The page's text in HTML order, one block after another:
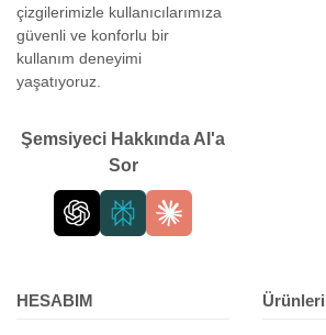
çizgilerimizle kullanıcılarımıza
güvenli ve konforlu bir
kullanım deneyimi
yaşatıyoruz.
Şemsiyeci Hakkında AI'a
Sor
HESABIM